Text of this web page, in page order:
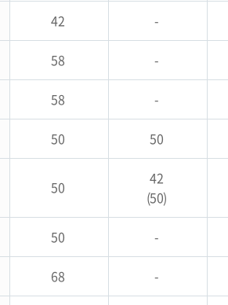
42 -
58 -
58 -
50 50
50
42
(50)
50 -
68 -